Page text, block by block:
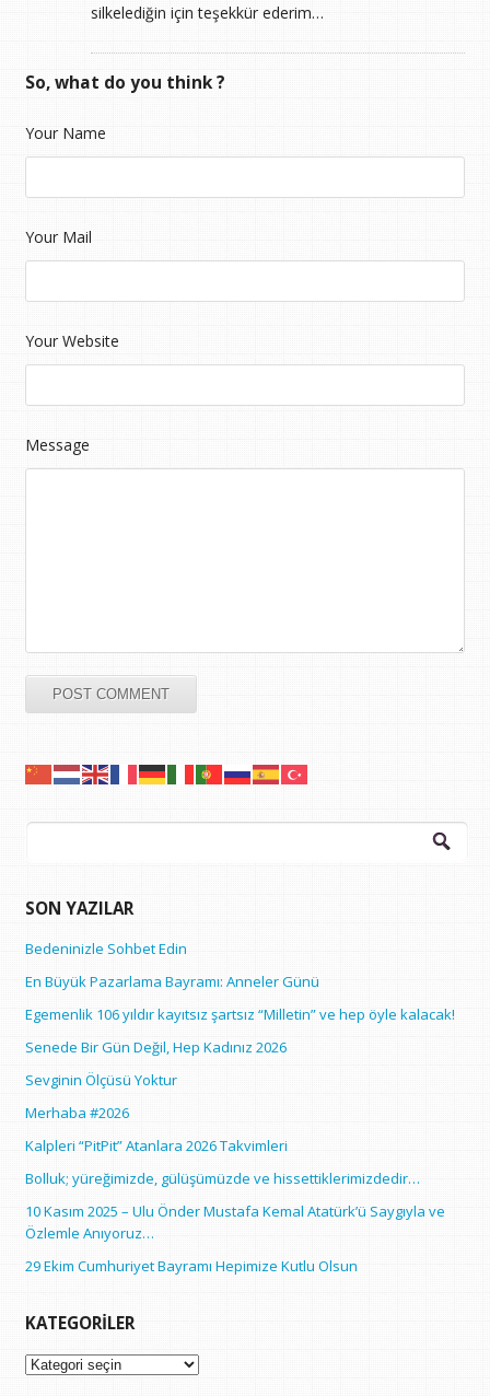
silkelediğin için teşekkür ederim…
So, what do you think ?
Your Name
Your Mail
Your Website
Message
Arama:
SON YAZILAR
Bedeninizle Sohbet Edin
En Büyük Pazarlama Bayramı: Anneler Günü
Egemenlik 106 yıldır kayıtsız şartsız “Milletin” ve hep öyle kalacak!
Senede Bir Gün Değil, Hep Kadınız 2026
Sevginin Ölçüsü Yoktur
Merhaba #2026
Kalpleri “PitPit” Atanlara 2026 Takvimleri
Bolluk; yüreğimizde, gülüşümüzde ve hissettiklerimizdedir…
10 Kasım 2025 – Ulu Önder Mustafa Kemal Atatürk’ü Saygıyla ve
Özlemle Anıyoruz…
29 Ekim Cumhuriyet Bayramı Hepimize Kutlu Olsun
KATEGORILER
Kategoriler